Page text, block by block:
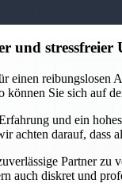
und stressfreier
einen
Sie sich auf
und ein
achten darauf, dass
Partner
auch diskret und